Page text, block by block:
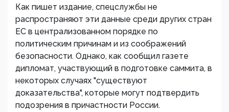
Как пишет издание, спецслужбы не
распространяют эти данные среди других стран
ЕС в централизованном порядке по
политическим причинам и из соображений
безопасности. Однако, как сообщил газете
дипломат, участвующий в подготовке саммита, в
некоторых случаях "существуют
доказательства", которые могут подтвердить
подозрения в причастности России.